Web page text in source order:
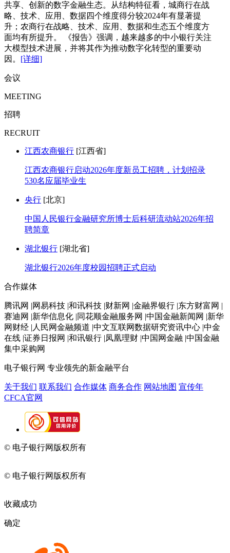
共享、创新的数字金融生态。从结构特征看，城商行在战
略、技术、应用、数据四个维度得分较2024年有显著提
升；农商行在战略、技术、应用、数据和生态五个维度方
面均有所提升。 《报告》强调，越来越多的中小银行关注
大模型技术进展，并将其作为推动数字化转型的重要动
因。 [详细]
会议
MEETING
招聘
RECRUIT
江西农商银行 [江西省]
江西农商银行启动2026年度新员工招聘，计划招录
530名应届毕业生
央行 [北京]
中国人民银行金融研究所博士后科研流动站2026年招
聘简章
湖北银行 [湖北省]
湖北银行2026年度校园招聘正式启动
合作媒体
腾讯网 |网易科技 |和讯科技 |财新网 |金融界银行 |东方财富网 |
赛迪网 |新华信息化 |同花顺金融服务网 |中国金融新闻网 |新华
网财经 |人民网金融频道 |中文互联网数据研究资讯中心 |中金
在线 |证券日报网 |和讯银行 |凤凰理财 |中国网金融 |中国金融
集中采购网
电子银行网 专业领先的新金融平台
关于我们 联系我们 合作媒体 商务合作 网站地图 宣传年
CFCA官网
© 电子银行网版权所有
© 电子银行网版权所有
收藏成功
确定